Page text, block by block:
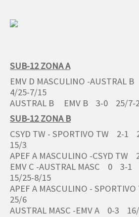
SUB-12 ZONA A
EMV D MASCULINO -
4/25-7/15
AUSTRAL B EMV B 3-0 25/7-
SUB-12 ZONA B
CSYD TW - SPORTIVO TW 2-1
15/3
APEF A MASCULINO -CSYD
EMV C -AUSTRAL MASC
15/25-8/15
APEF A MASCULINO -
25/6
AUSTRAL MASC -EMV A 0-3